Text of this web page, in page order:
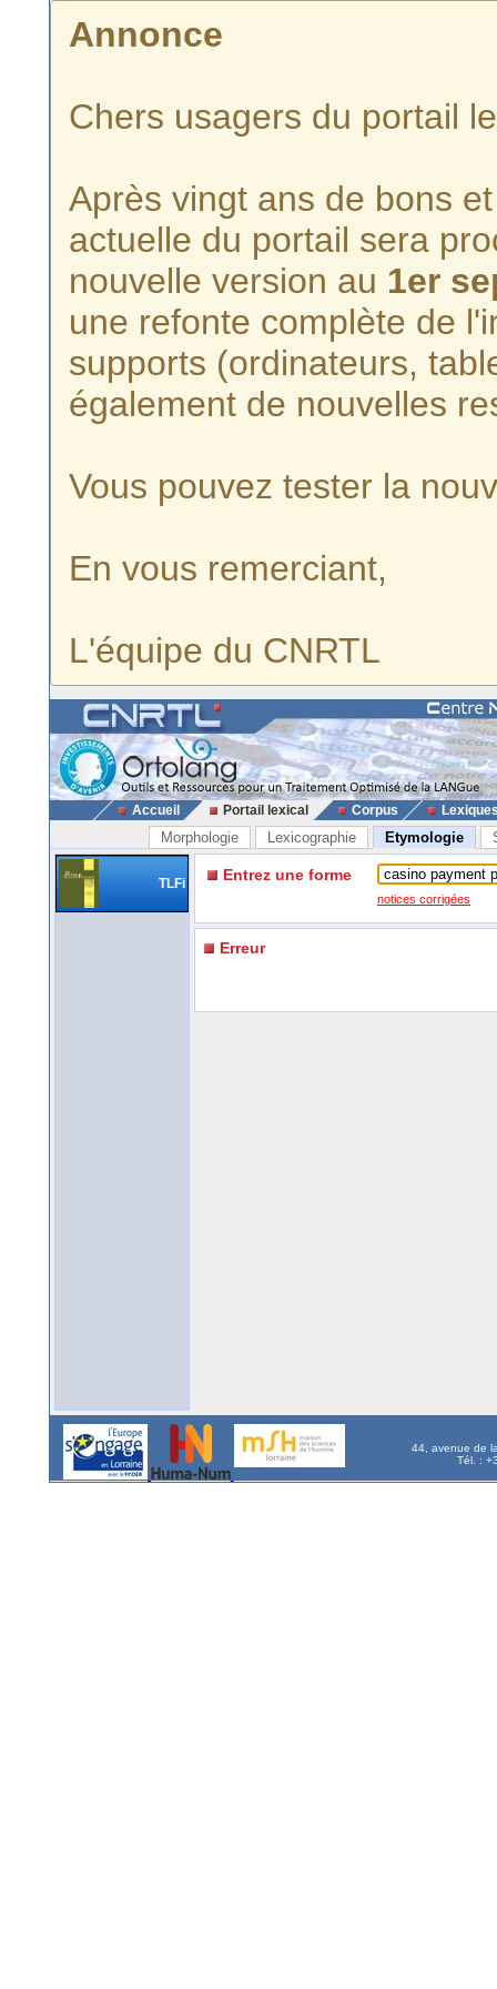
Annonce
Chers usagers du portail
Après vingt ans de bons
actuelle du portail sera
nouvelle version au 1er
une refonte complète de
supports (ordinateurs,
également de nouvelles
Vous pouvez tester la
En vous remerciant,
L'équipe du CNRTL
Accueil Portail lexical Corpus
Morphologie Lexicographie Etymologie
TLFi Entrez une forme
notices corrigées
Erreur
44, avenue de
Tél. :